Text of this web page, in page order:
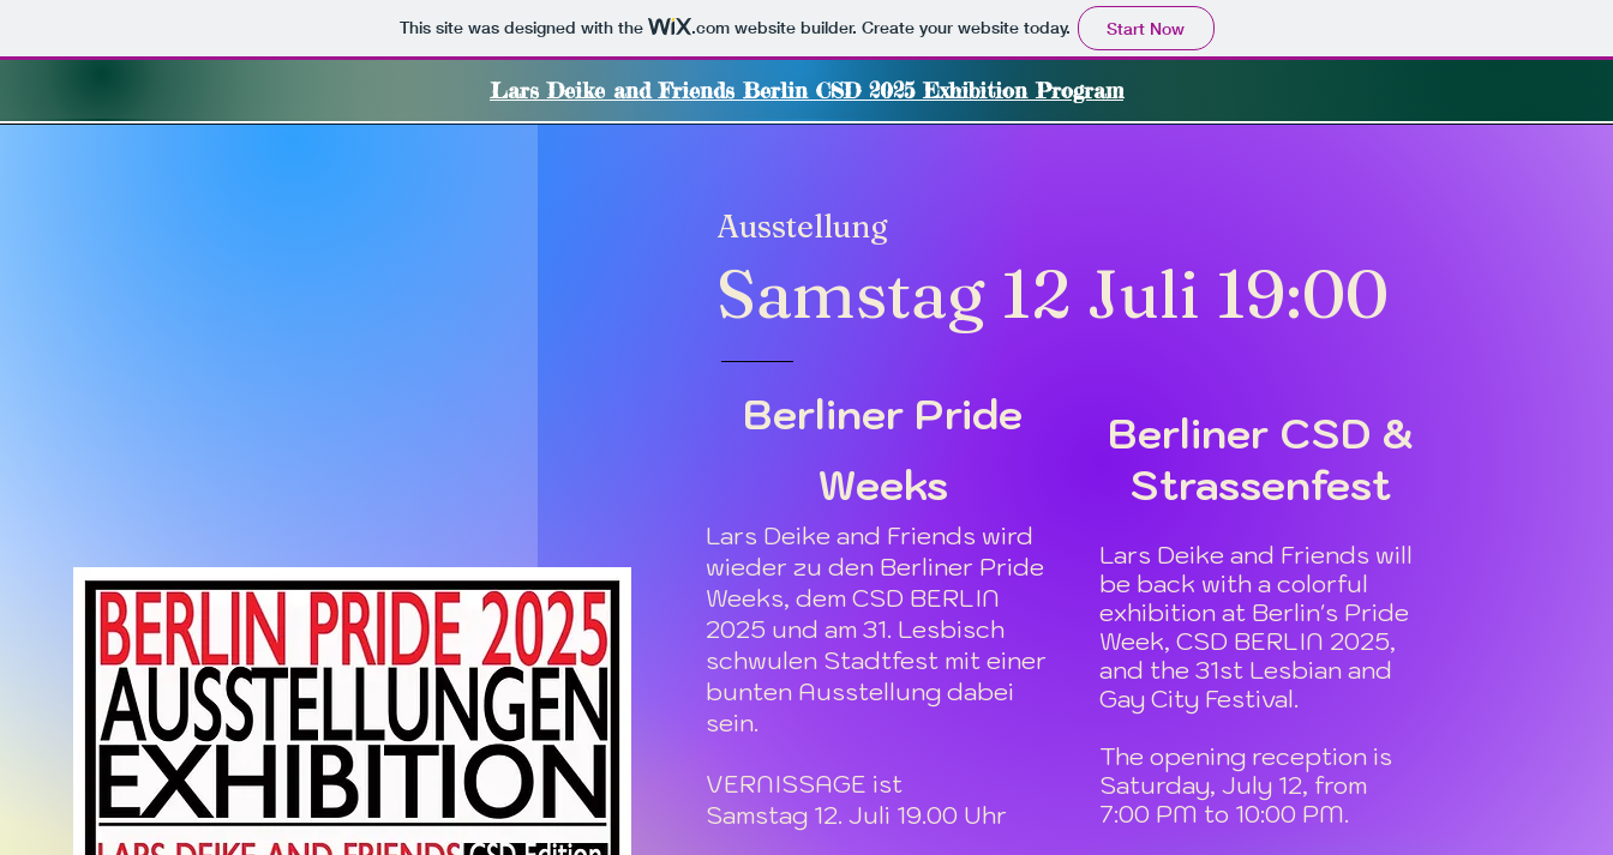
This site was designed with the .comwebsite builder. Create your website today. Start Now
Lars Deike and Friends Berlin CSD 2025 Exhibition Program
Ausstellung
Samstag 12 Juli 19:00
Berliner Pride
Weeks
Lars Deike and Friends wird
wieder zu den Berliner Pride
Weeks, dem CSD BERLIN
2025 und am 31. Lesbisch
schwulen Stadtfest mit einer
bunten Ausstellung dabei
sein.
VERNISSAGE ist
Samstag 12. Juli 19.00 Uhr
Berliner CSD &
Strassenfest
Lars Deike and Friends will
be back with a colorful
exhibition at Berlin's Pride
Week, CSD BERLIN 2025,
and the 31st Lesbian and
Gay City Festival.
The opening reception is
Saturday, July 12, from
7:00 PM to 10:00 PM.